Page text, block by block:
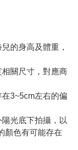
的身高及體重，
關尺寸，對應商
3~5cm左右的偏
光底下拍攝，以
顏色有可能存在